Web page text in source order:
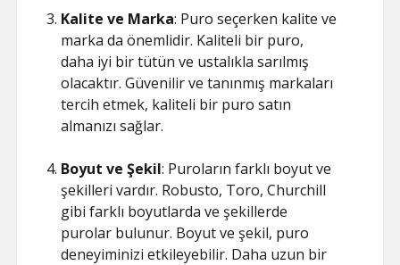
Kalite ve Marka: Puro seçerken kalite ve
marka da önemlidir. Kaliteli bir puro,
daha iyi bir tütün ve ustalıkla sarılmış
olacaktır. Güvenilir ve tanınmış markaları
tercih etmek, kaliteli bir puro satın
almanızı sağlar.
Boyut ve Şekil: Puroların farklı boyut ve
şekilleri vardır. Robusto, Toro, Churchill
gibi farklı boyutlarda ve şekillerde
purolar bulunur. Boyut ve şekil, puro
deneyiminizi etkileyebilir. Daha uzun bir